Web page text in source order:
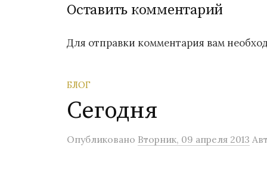
в
и
а
ц
Оставить комментарий
Для отправки комментария вам
БЛОГ
Сегодня
Опубликовано Вторник, 09 апреля 2013